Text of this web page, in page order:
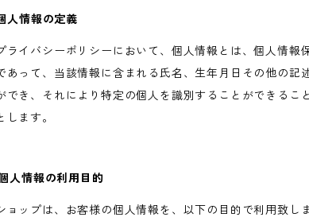
人情報の定義
ライバシーポリシーにおいて、個人情報とは、個人情
あって、当該情報に含まれる氏名、生年月日その他の
でき、それにより特定の個人を識別することができる
します。
人情報の利用目的
ョップは、お客様の個人情報を、以下の目的で利用致しま